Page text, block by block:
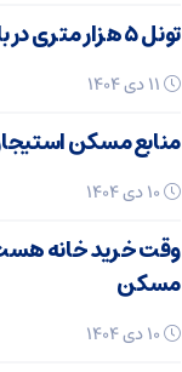
تونل ۵ هزار متری در بازار تهران شایعه بود یا واقعیت؟!
منابع مسکن
وقت خرید خانه
مسکن